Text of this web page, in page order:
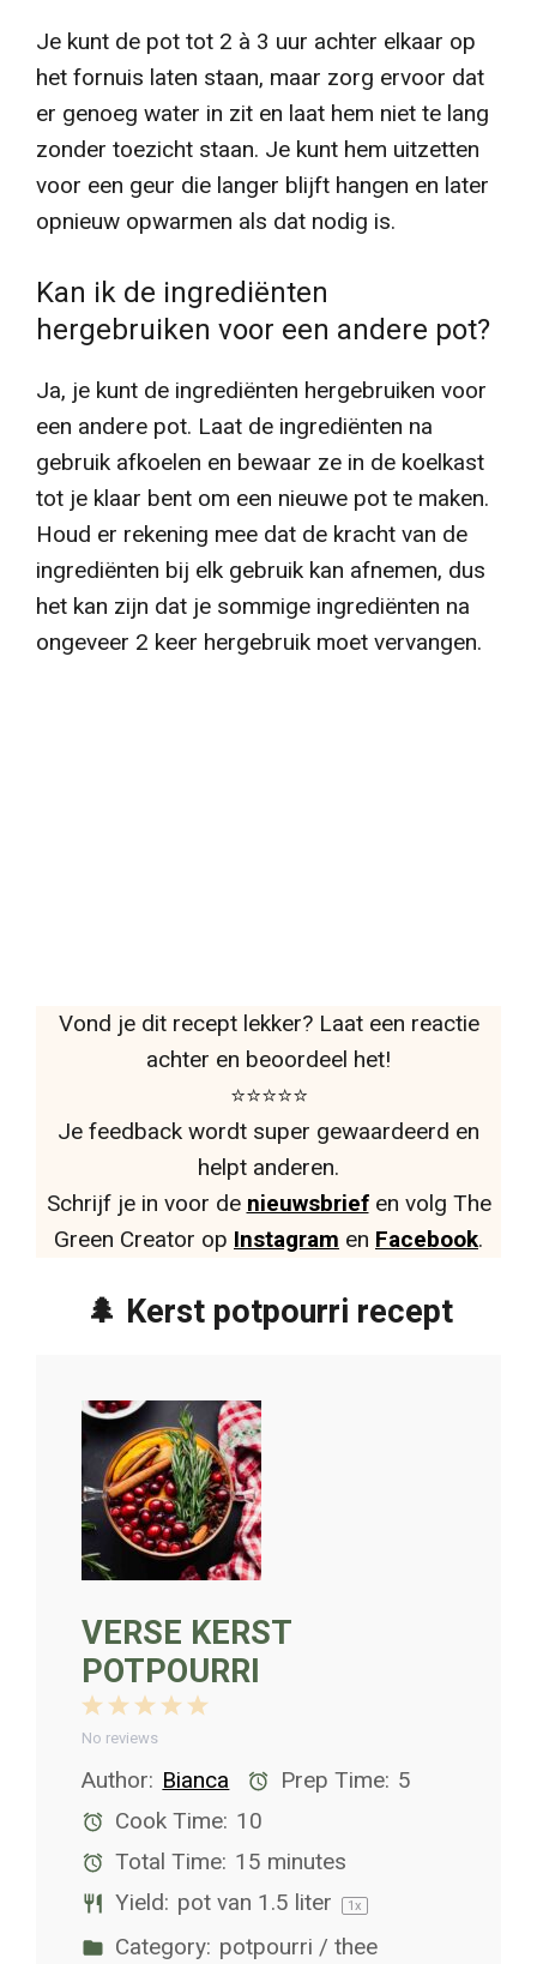
Je kunt de pot tot 2 à 3 uur achter elkaar op
het fornuis laten staan, maar zorg ervoor dat
er genoeg water in zit en laat hem niet te lang
zonder toezicht staan. Je kunt hem uitzetten
voor een geur die langer blijft hangen en later
opnieuw opwarmen als dat nodig is.
Kan ik de ingrediënten
hergebruiken voor een andere pot?
Ja, je kunt de ingrediënten hergebruiken voor
een andere pot. Laat de ingrediënten na
gebruik afkoelen en bewaar ze in de koelkast
tot je klaar bent om een nieuwe pot te maken.
Houd er rekening mee dat de kracht van de
ingrediënten bij elk gebruik kan afnemen, dus
het kan zijn dat je sommige ingrediënten na
ongeveer 2 keer hergebruik moet vervangen.
Vond je dit recept lekker? Laat een reactie
achter en beoordeel het!
⭐⭐⭐⭐⭐
Je feedback wordt super gewaardeerd en
helpt anderen.
Schrijf je in voor de nieuwsbriefen volg The
Green Creator op Instagram en Facebook.
🌲 Kerst potpourri recept
VERSE KERST
POTPOURRI
5
4
3
Stars
2
Stars
1
Star
No reviews
Author: Bianca Prep Time: 5
Cook Time: 10
Total Time: 15 minutes
Yield: pot van 1.5 liter 1x
Category: potpourri / thee